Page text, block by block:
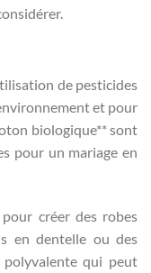
de pesticides
et pour
biologique** sont
pour un mariage en
créer des robes
en dentelle ou des
polyvalente qui peut